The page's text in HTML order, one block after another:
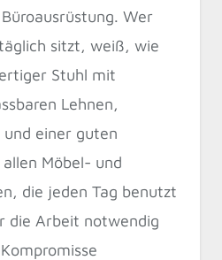
Wer
sitzt, weiß, wie
Stuhl mit
Lehnen,
einer guten
Möbel- und
die jeden Tag benutzt
die Arbeit notwendig